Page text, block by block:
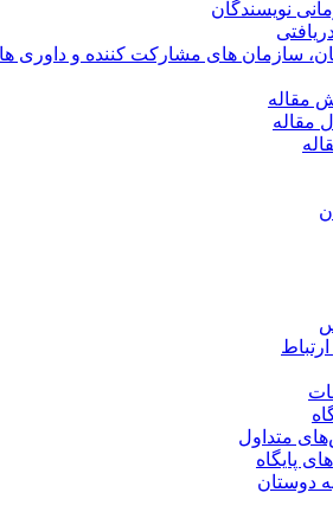
نویسندگان
سازمان های مشارکت کننده و داوری های
مقاله
مقاله
متداول
پایگاه
دوستان